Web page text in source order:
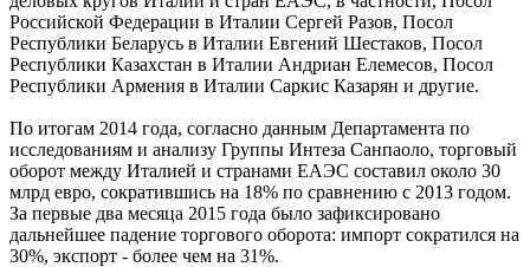
Российской Федерации в Италии Сергей Разов, Посол
Республики Беларусь в Италии Евгений Шестаков, Посол
Республики Казахстан в Италии Андриан Елемесов, Посол
Республики Армения в Италии Саркис Казарян и другие.
По итогам 2014 года, согласно данным Департамента по
исследованиям и анализу Группы Интеза Санпаоло, торговый
оборот между Италией и странами ЕАЭС составил около 30
млрд евро, сократившись на 18% по сравнению с 2013 годом.
За первые два месяца 2015 года было зафиксировано
дальнейшее падение торгового оборота: импорт сократился на
30%, экспорт - более чем на 31%.